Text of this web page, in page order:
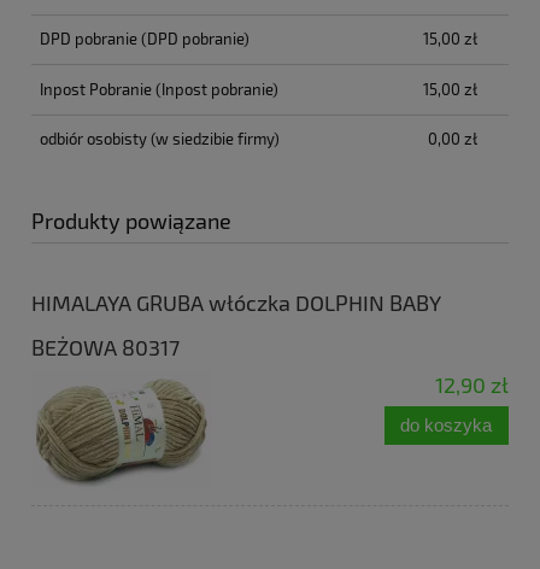
DPD pobranie(DPD pobranie) 15,00 zł
Inpost Pobranie(Inpost pobranie) 15,00 zł
odbiór osobisty(w siedzibie firmy) 0,00 zł
Produkty powiązane
HIMALAYA GRUBA włóczka DOLPHIN BABY
BEŻOWA 80317
12,90 zł
do koszyka